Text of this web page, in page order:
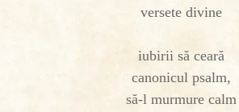
versete divine
iubirii să ceară
canonicul psalm,
să-l murmure calm